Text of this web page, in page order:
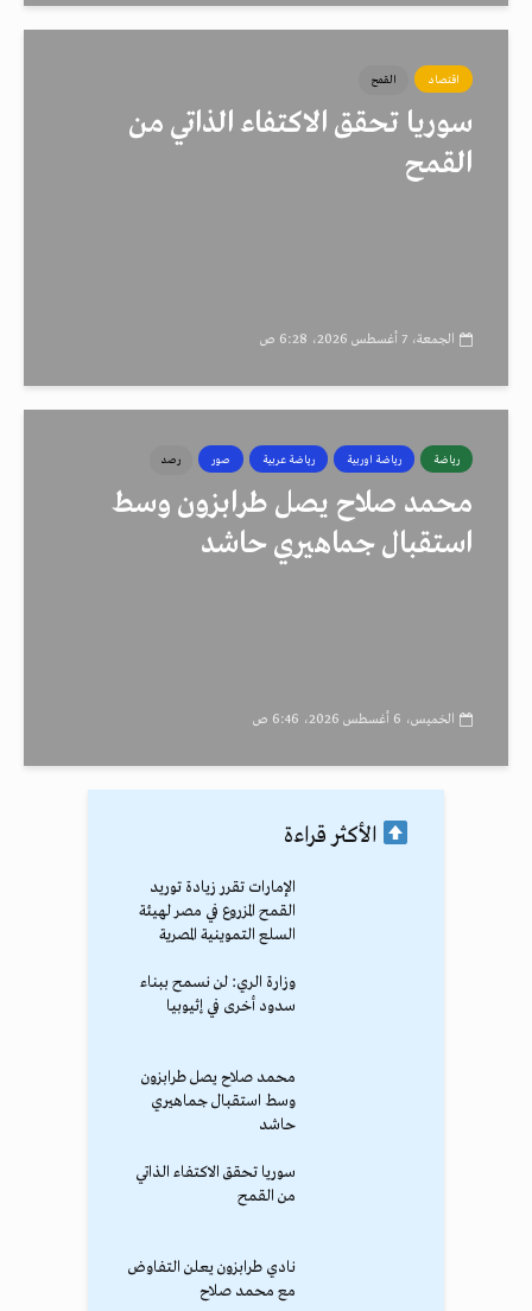
اقتصاد القمح
سوريا تحقق الاكتفاء الذاتي من
القمح
الجمعة، 7 أغسطس 2026، 6:28 ص
رياضة رياضة اوربية رياضة عربية صور رصد
محمد صلاح يصل طرابزون وسط
استقبال جماهيري حاشد
الخميس، 6 أغسطس 2026، 6:46 ص
الأكثر قراءة
الإمارات تقرر زيادة توريد
القمح المزروع في مصر لهيئة
السلع التموينية المصرية
وزارة الري: لن نسمح ببناء
سدود أخرى في إثيوبيا
محمد صلاح يصل طرابزون
وسط استقبال جماهيري
حاشد
سوريا تحقق الاكتفاء الذاتي
من القمح
نادي طرابزون يعلن التفاوض
مع محمد صلاح